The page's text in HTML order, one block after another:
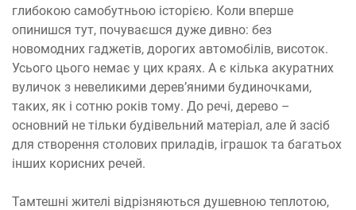
глибокою самобутньою історією. Коли вперше
опинишся тут, почуваєшся дуже дивно: без
новомодних гаджетів, дорогих автомобілів, висоток.
Усього цього немає у цих краях. А є кілька акуратних
вуличок з невеликими дерев’яними будиночками,
таких, як і сотню років тому. До речі, дерево –
основний не тільки будівельний матеріал, але й засіб
для створення столових приладів, іграшок та багатьох
інших корисних речей.
Тамтешні жителі відрізняються душевною теплотою,